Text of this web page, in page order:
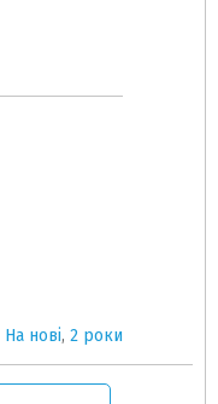
На нові, 2 роки